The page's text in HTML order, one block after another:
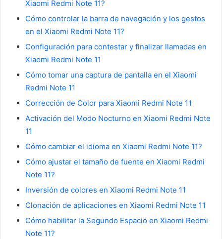
Xiaomi Redmi Note 11?
Cómo controlar la barra de navegación y los gestos
en el Xiaomi Redmi Note 11?
Configuración para contestar y finalizar llamadas en
Xiaomi Redmi Note 11
Cómo tomar una captura de pantalla en el Xiaomi
Redmi Note 11
Corrección de Color para Xiaomi Redmi Note 11
Activación del Modo Nocturno en Xiaomi Redmi Note
11
Cómo cambiar el idioma en Xiaomi Redmi Note 11?
Cómo ajustar el tamaño de fuente en Xiaomi Redmi
Note 11?
Inversión de colores en Xiaomi Redmi Note 11
Clonación de aplicaciones en Xiaomi Redmi Note 11
Cómo habilitar la Segundo Espacio en Xiaomi Redmi
Note 11?